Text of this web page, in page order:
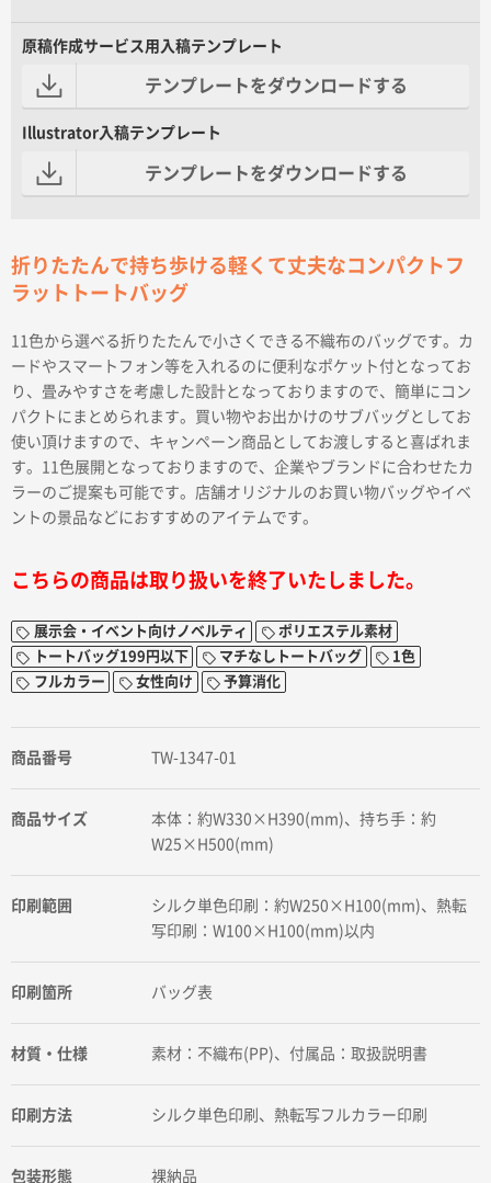
原稿作成サービス用入稿テンプレート
テンプレートをダウンロードする
Illustrator入稿テンプレート
テンプレートをダウンロードする
折りたたんで持ち歩ける軽くて丈夫なコンパクトフ
ラットトートバッグ
11色から選べる折りたたんで小さくできる不織布のバッグです。カ
ードやスマートフォン等を入れるのに便利なポケット付となってお
り、畳みやすさを考慮した設計となっておりますので、簡単にコン
パクトにまとめられます。買い物やお出かけのサブバッグとしてお
使い頂けますので、キャンペーン商品としてお渡しすると喜ばれま
す。11色展開となっておりますので、企業やブランドに合わせたカ
ラーのご提案も可能です。店舗オリジナルのお買い物バッグやイベ
ントの景品などにおすすめのアイテムです。
こちらの商品は取り扱いを終了いたしました。
展示会・イベント向けノベルティ
ポリエステル素材
トートバッグ199円以下
マチなしトートバッグ
1色
フルカラー
女性向け 予算消化
商品番号 TW-1347-01
商品サイズ
本体：約W330×H390(mm)、持ち手：約
W25×H500(mm)
印刷範囲
シルク単色印刷：約W250×H100(mm)、熱転
写印刷：W100×H100(mm)以内
印刷箇所 バッグ表
材質・仕様 素材：不織布(PP)、付属品：取扱説明書
印刷方法 シルク単色印刷、熱転写フルカラー印刷
包装形態 裸納品